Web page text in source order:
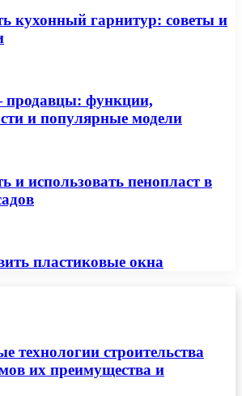
кухонный гарнитур: советы и
функции,
и популярные модели
и использовать пенопласт в
пластиковые окна
технологии строительства
их преимущества и